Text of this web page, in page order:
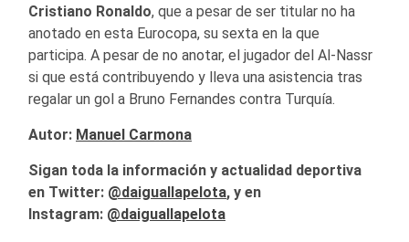
Cristiano Ronaldo, que a pesar de ser titular no ha
anotado en esta Eurocopa, su sexta en la que
participa. A pesar de no anotar, el jugador del Al-Nassr
si que está contribuyendo y lleva una asistencia tras
regalar un gol a Bruno Fernandes contra Turquía.
Autor: Manuel Carmona
Sigan toda la información y actualidad deportiva
en Twitter: @daiguallapelota, y en
Instagram: @daiguallapelota